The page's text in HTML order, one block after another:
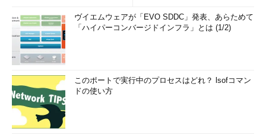
ヴイエムウェアが「EVO SDDC」発表、あらためて
「ハイパーコンバージドインフラ」とは (1/2)
このポートで実行中のプロセスはどれ？ lsofコマン
ドの使い方